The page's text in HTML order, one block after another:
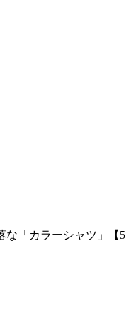
な「カラーシャツ」【5